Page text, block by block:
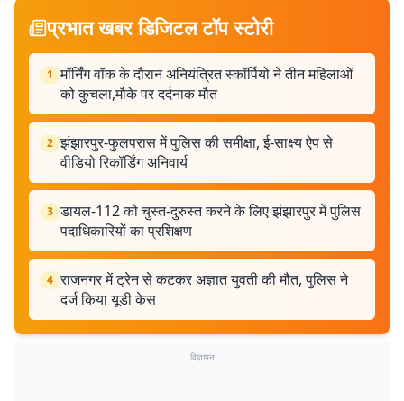
प्रभात खबर डिजिटल टॉप स्टोरी
1 मॉर्निंग वॉक के दौरान अनियंत्रित स्कॉर्पियो ने तीन महिलाओं
को कुचला,मौके पर दर्दनाक मौत
2 झंझारपुर-फुलपरास में पुलिस की समीक्षा, ई-साक्ष्य ऐप से
वीडियो रिकॉर्डिंग अनिवार्य
3 डायल-112 को चुस्त-दुरुस्त करने के लिए झंझारपुर में पुलिस
पदाधिकारियों का प्रशिक्षण
4 राजनगर में ट्रेन से कटकर अज्ञात युवती की मौत, पुलिस ने
दर्ज किया यूडी केस
विज्ञापन